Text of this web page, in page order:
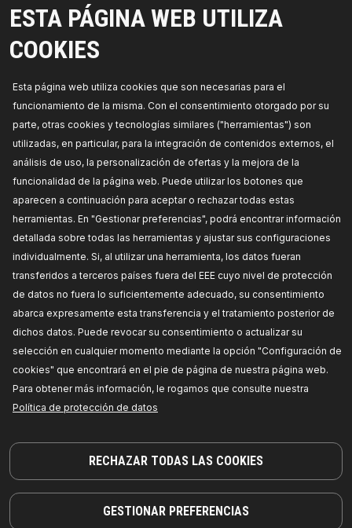
ESTA PÁGINA WEB UTILIZA
COOKIES
Esta página web utiliza cookies que son necesarias para el
funcionamiento de la misma. Con el consentimiento otorgado por su
parte, otras cookies y tecnologías similares ("herramientas") son
utilizadas, en particular, para la integración de contenidos externos, el
análisis de uso, la personalización de ofertas y la mejora de la
funcionalidad de la página web. Puede utilizar los botones que
aparecen a continuación para aceptar o rechazar todas estas
herramientas. En "Gestionar preferencias", podrá encontrar información
detallada sobre todas las herramientas y ajustar sus configuraciones
individualmente. Si, al utilizar una herramienta, los datos fueran
transferidos a terceros países fuera del EEE cuyo nivel de protección
de datos no fuera lo suficientemente adecuado, su consentimiento
abarca expresamente esta transferencia y el tratamiento posterior de
dichos datos. Puede revocar su consentimiento o actualizar su
selección en cualquier momento mediante la opción "Configuración de
cookies" que encontrará en el pie de página de nuestra página web.
Para obtener más información, le rogamos que consulte nuestra
Política de protección de datos
RECHAZAR TODAS LAS COOKIES
GESTIONAR PREFERENCIAS
¡PIEZAS EN LAS QUE PUEDE CONFIAR!
© 2026 | RIDEX GMBH
JOSEF-ORLOPP-STRASSE 55
PRODUCTOS
ACERCA DE NOSOTROS
RIDEX
RIDEX PLUS
RIDEX REMAN
Aceite de motor
Aceites para transmisión
Baterías de arranque
COLABORACIÓN
Distribuidores
Para vendedores
Dónde comprar
FAQ
Integración de la API
Colabore con RIDEX
INFORMACIÓN